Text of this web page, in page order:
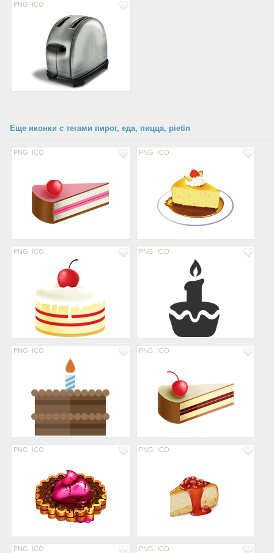
PNG ICO
Еще иконки с тегами пирог, еда, пицца, pietin
PNG ICO PNG ICO
PNG ICO PNG ICO
PNG ICO PNG ICO
PNG ICO PNG ICO
PNG ICO PNG ICO